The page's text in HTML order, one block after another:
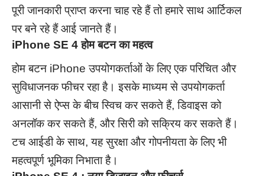
पूरी जानकारी प्राप्त करना चाह रहे हैं तो हमारे साथ आर्टिकल
पर बने रहे हैं आई जानते हैं।
iPhone SE 4 होम बटन का महत्व
होम बटन iPhone उपयोगकर्ताओं के लिए एक परिचित और
सुविधाजनक फीचर रहा है। इसके माध्यम से उपयोगकर्ता
आसानी से ऐप्स के बीच स्विच कर सकते हैं, डिवाइस को
अनलॉक कर सकते हैं, और सिरी को सक्रिय कर सकते हैं।
टच आईडी के साथ, यह सुरक्षा और गोपनीयता के लिए भी
महत्वपूर्ण भूमिका निभाता है।